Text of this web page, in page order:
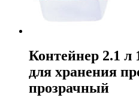
Контейнер 2.1 л
для хранения
прозрачный